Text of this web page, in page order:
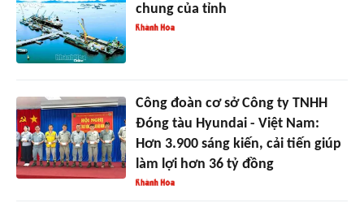
chung của tỉnh
Công đoàn cơ sở Công ty TNHH
Đóng tàu Hyundai - Việt Nam:
Hơn 3.900 sáng kiến, cải tiến giúp
làm lợi hơn 36 tỷ đồng